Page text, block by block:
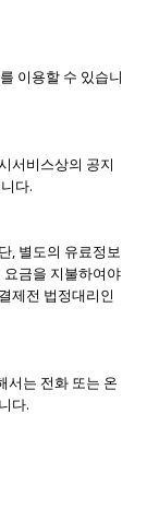
이용할 수 있습니
서비스상의 공지
다.
, 별도의 유료정보
금을 지불하여야
제전 법정대리인
서는 전화 또는 온
다.